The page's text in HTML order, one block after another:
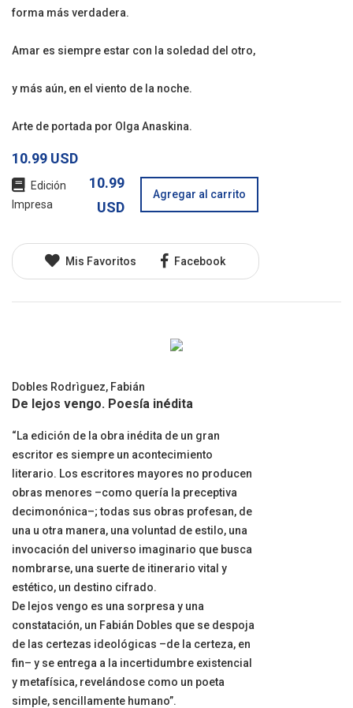
forma más verdadera.
Amar es siempre estar con la soledad del otro,
y más aún, en el viento de la noche.
Arte de portada por Olga Anaskina.
10.99 USD
Edición
Impresa
10.99
USD
Agregar al carrito
Mis Favoritos Facebook
Dobles Rodrìguez, Fabián
De lejos vengo. Poesía inédita
“La edición de la obra inédita de un gran
escritor es siempre un acontecimiento
literario. Los escritores mayores no producen
obras menores –como quería la preceptiva
decimonónica–; todas sus obras profesan, de
una u otra manera, una voluntad de estilo, una
invocación del universo imaginario que busca
nombrarse, una suerte de itinerario vital y
estético, un destino cifrado.
De lejos vengo es una sorpresa y una
constatación, un Fabián Dobles que se despoja
de las certezas ideológicas –de la certeza, en
fin– y se entrega a la incertidumbre existencial
y metafísica, revelándose como un poeta
simple, sencillamente humano”.